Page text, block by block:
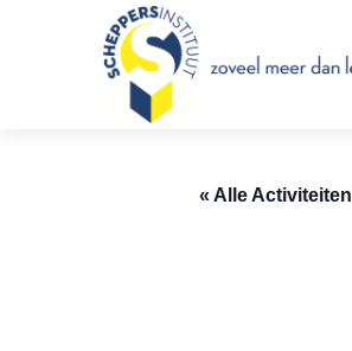
« Alle Activiteiten